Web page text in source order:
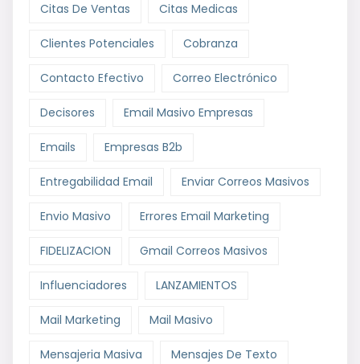
Citas De Ventas Citas Medicas
Clientes Potenciales Cobranza
Contacto Efectivo Correo Electrónico
Decisores Email Masivo Empresas
Emails Empresas B2b
Entregabilidad Email Enviar Correos Masivos
Envio Masivo Errores Email Marketing
FIDELIZACION Gmail Correos Masivos
Influenciadores LANZAMIENTOS
Mail Marketing Mail Masivo
Mensajeria Masiva Mensajes De Texto